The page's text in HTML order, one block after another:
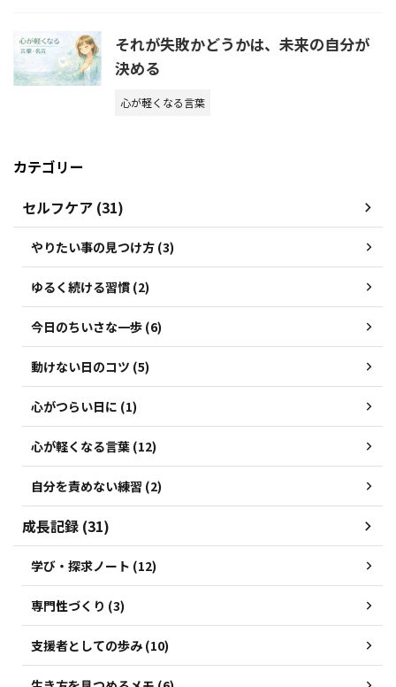
それが失敗かどうかは、未来の自分が
決める
心が軽くなる言葉
カテゴリー
セルフケア (31)
やりたい事の見つけ方 (3)
ゆるく続ける習慣 (2)
今日のちいさな一歩 (6)
動けない日のコツ (5)
心がつらい日に (1)
心が軽くなる言葉 (12)
自分を責めない練習 (2)
成長記録 (31)
学び・探求ノート (12)
専門性づくり (3)
支援者としての歩み (10)